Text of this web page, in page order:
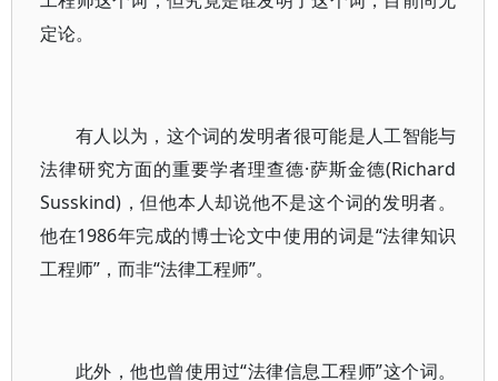
定论。
有人以为，这个词的发明者很可能是人工智能与
法律研究方面的重要学者理查德·萨斯金德(Richard
Susskind)，但他本人却说他不是这个词的发明者。
他在1986年完成的博士论文中使用的词是“法律知识
工程师”，而非“法律工程师”。
此外，他也曾使用过“法律信息工程师”这个词。